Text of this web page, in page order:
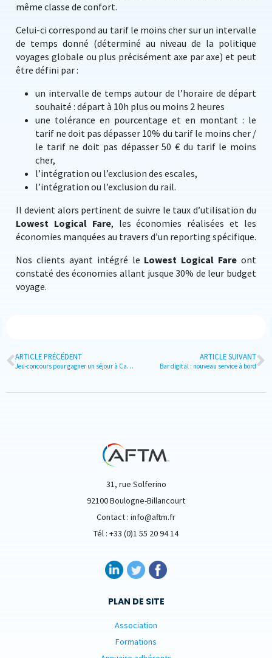
même classe de confort.
Celui-ci correspond au tarif le moins cher sur un intervalle
de temps donné (déterminé au niveau de la politique
voyages globale ou plus précisément axe par axe) et peut
être défini par :
un intervalle de temps autour de l’horaire de départ
souhaité : départ à 10h plus ou moins 2 heures
une tolérance en pourcentage et en montant : le
tarif ne doit pas dépasser 10% du tarif le moins cher /
le tarif ne doit pas dépasser 50 € du tarif le moins
cher,
l’intégration ou l’exclusion des escales,
l’intégration ou l’exclusion du rail.
Il devient alors pertinent de suivre le taux d’utilisation du
Lowest Logical Fare, les économies réalisées et les
économies manquées au travers d’un reporting spécifique.
Nos clients ayant intégré le Lowest Logical Fare ont
constaté des économies allant jusque 30% de leur budget
voyage.
ARTICLE PRÉCÉDENT
Jeu-concours pour gagner un séjour à Casablanca !
ARTICLE SUIVANT
Bar digital : nouveau service à bord
31, rue Solferino
92100 Boulogne-Billancourt
Contact : info@aftm.fr
Tél : +33 (0)1 55 20 94 14
PLAN DE SITE
Association
Formations